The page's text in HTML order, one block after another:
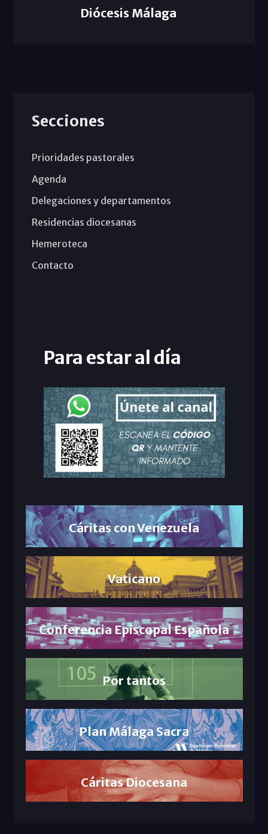
Diócesis Málaga
Secciones
Prioridades pastorales
Agenda
Delegaciones y departamentos
Residencias diocesanas
Hemeroteca
Contacto
Para estar al día
Cáritas con Venezuela
Vaticano
Conferencia Episcopal Española
Por tantos
Plan Málaga Sacra
Cáritas Diocesana